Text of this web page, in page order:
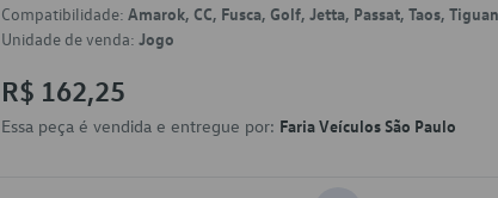
Compatibilidade: Amarok, CC, Fusca, Golf, Jetta, Passat, Taos,
Unidade de venda: Jogo
R$ 162,25
Essa peça é vendida e entregue por: Faria Veículos São Paulo